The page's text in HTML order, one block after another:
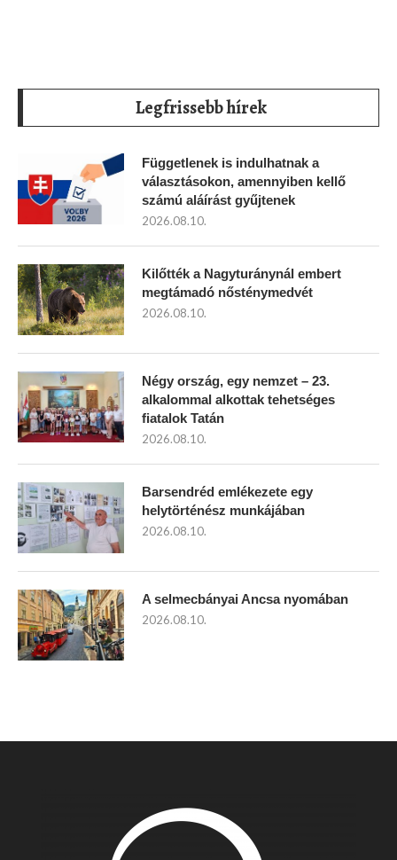
Legfrissebb hírek
Függetlenek is indulhatnak a
választásokon, amennyiben kellő
számú aláírást gyűjtenek
2026.08.10.
Kilőtték a Nagyturánynál embert
megtámadó nősténymedvét
2026.08.10.
Négy ország, egy nemzet – 23.
alkalommal alkottak tehetséges
fiatalok Tatán
2026.08.10.
Barsendréd emlékezete egy
helytörténész munkájában
2026.08.10.
A selmecbányai Ancsa nyomában
2026.08.10.